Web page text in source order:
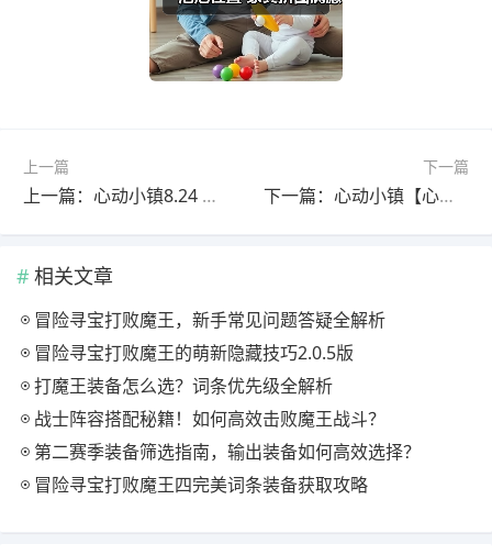
上一篇
上一篇：心动小镇8.24 白色小鸭子家具泡泡位置
下一篇
下一篇：心动小镇【心动小镇】订购机玩法（服装和家具）
相关文章
冒险寻宝打败魔王，新手常见问题答疑全解析
冒险寻宝打败魔王的萌新隐藏技巧2.0.5版
打魔王装备怎么选？词条优先级全解析
战士阵容搭配秘籍！如何高效击败魔王战斗？
第二赛季装备筛选指南，输出装备如何高效选择？
冒险寻宝打败魔王四完美词条装备获取攻略